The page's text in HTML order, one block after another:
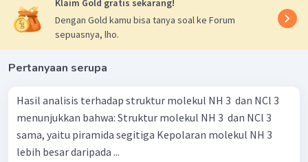
Klaim Gold gratis sekarang!
Dengan Gold kamu bisa tanya soal ke Forum
sepuasnya, lho.
Pertanyaan serupa
Hasil analisis terhadap struktur molekul NH 3 ​ dan NCl 3 ​
menunjukkan bahwa: Struktur molekul NH 3 ​ dan NCl 3 ​
sama, yaitu piramida segitiga Kepolaran molekul NH 3 ​
lebih besar daripada ...